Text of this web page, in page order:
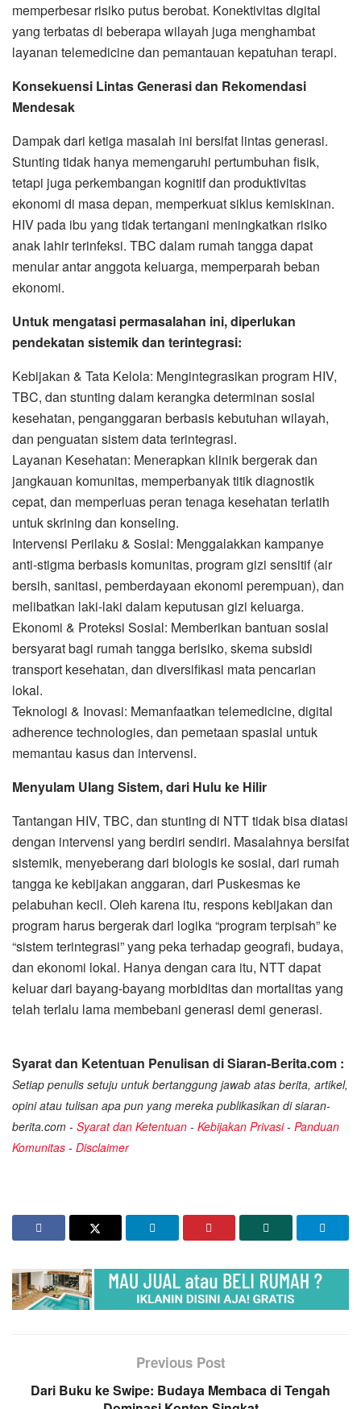
memperbesar risiko putus berobat. Konektivitas digital
yang terbatas di beberapa wilayah juga menghambat
layanan telemedicine dan pemantauan kepatuhan terapi.
Konsekuensi Lintas Generasi dan Rekomendasi
Mendesak
Dampak dari ketiga masalah ini bersifat lintas generasi.
Stunting tidak hanya memengaruhi pertumbuhan fisik,
tetapi juga perkembangan kognitif dan produktivitas
ekonomi di masa depan, memperkuat siklus kemiskinan.
HIV pada ibu yang tidak tertangani meningkatkan risiko
anak lahir terinfeksi. TBC dalam rumah tangga dapat
menular antar anggota keluarga, memperparah beban
ekonomi.
Untuk mengatasi permasalahan ini, diperlukan
pendekatan sistemik dan terintegrasi:
Kebijakan & Tata Kelola: Mengintegrasikan program HIV,
TBC, dan stunting dalam kerangka determinan sosial
kesehatan, penganggaran berbasis kebutuhan wilayah,
dan penguatan sistem data terintegrasi.
Layanan Kesehatan: Menerapkan klinik bergerak dan
jangkauan komunitas, memperbanyak titik diagnostik
cepat, dan memperluas peran tenaga kesehatan terlatih
untuk skrining dan konseling.
Intervensi Perilaku & Sosial: Menggalakkan kampanye
anti-stigma berbasis komunitas, program gizi sensitif (air
bersih, sanitasi, pemberdayaan ekonomi perempuan), dan
melibatkan laki-laki dalam keputusan gizi keluarga.
Ekonomi & Proteksi Sosial: Memberikan bantuan sosial
bersyarat bagi rumah tangga berisiko, skema subsidi
transport kesehatan, dan diversifikasi mata pencarian
lokal.
Teknologi & Inovasi: Memanfaatkan telemedicine, digital
adherence technologies, dan pemetaan spasial untuk
memantau kasus dan intervensi.
Menyulam Ulang Sistem, dari Hulu ke Hilir
Tantangan HIV, TBC, dan stunting di NTT tidak bisa diatasi
dengan intervensi yang berdiri sendiri. Masalahnya bersifat
sistemik, menyeberang dari biologis ke sosial, dari rumah
tangga ke kebijakan anggaran, dari Puskesmas ke
pelabuhan kecil. Oleh karena itu, respons kebijakan dan
program harus bergerak dari logika “program terpisah” ke
“sistem terintegrasi” yang peka terhadap geografi, budaya,
dan ekonomi lokal. Hanya dengan cara itu, NTT dapat
keluar dari bayang-bayang morbiditas dan mortalitas yang
telah terlalu lama membebani generasi demi generasi.
Syarat dan Ketentuan Penulisan di Siaran-Berita.com :
Setiap penulis setuju untuk bertanggung jawab atas berita, artikel,
opini atau tulisan apa pun yang mereka publikasikan di siaran-
berita.com - Syarat dan Ketentuan - Kebijakan Privasi- Panduan
Komunitas - Disclaimer
Previous Post
Dari Buku ke Swipe: Budaya Membaca di Tengah